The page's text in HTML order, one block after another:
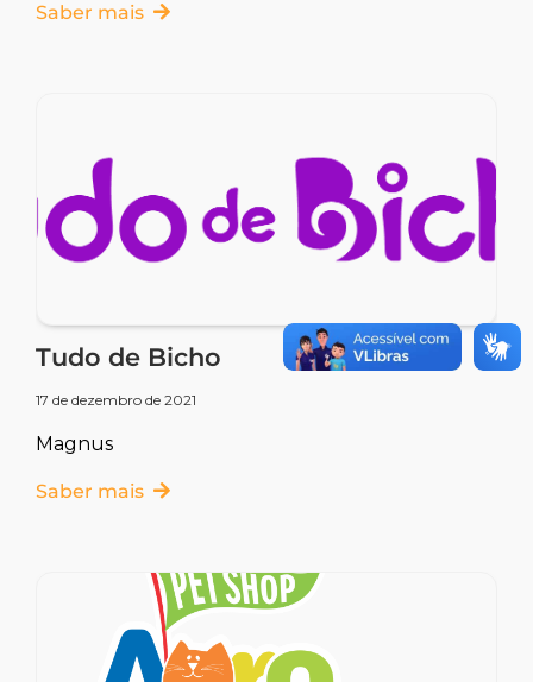
Saber mais
Tudo de Bicho
17 de dezembro de 2021
Magnus
Saber mais